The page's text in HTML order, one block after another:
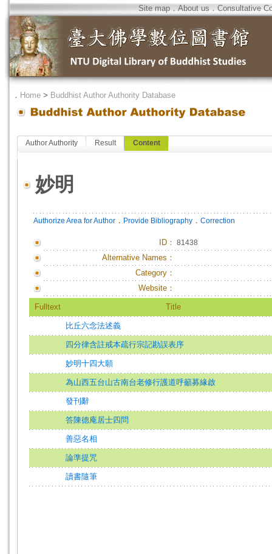
Site map．About us．Consultative
． Home > Buddhist Author Authority Database
Author Authority Result Content
妙明
Authorize Area for Author ． Provide Bibliography ． Correction
ID ： 81438
Alternative Names：
Category：
Website：
Fulltext Title
比丘六念法述義
四分律含註戒本疏行宗記勘誤表序
妙明十四大願
為山西五台山古南台老修行護道呼籲募緣啟
發刊辭
答陳德庵居士四問
善惡名相
論準提咒
讀書隨筆